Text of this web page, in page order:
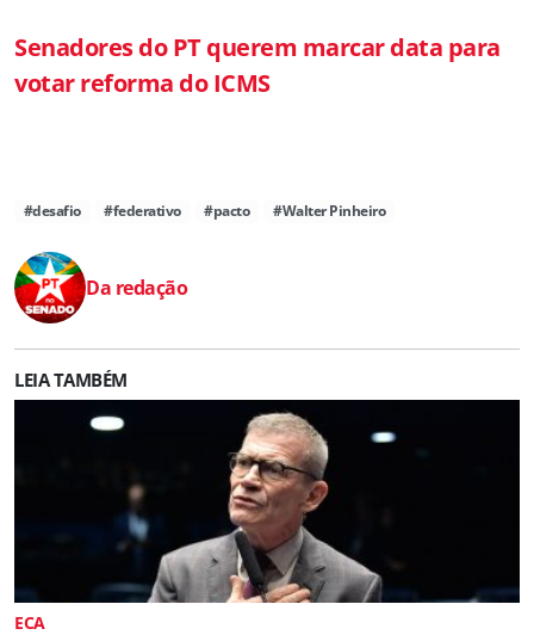
Senadores do PT querem marcar data para
votar reforma do ICMS
#desafio #federativo #pacto #Walter Pinheiro
Da redação
LEIA TAMBÉM
ECA